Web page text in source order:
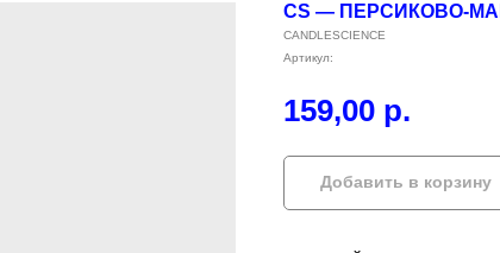
CS — ПЕРСИКОВО-
CANDLESCIENCE
Артикул:
159,00 р.
Добавить в корзину